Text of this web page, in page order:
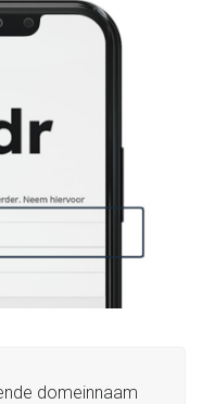
domeinnaam